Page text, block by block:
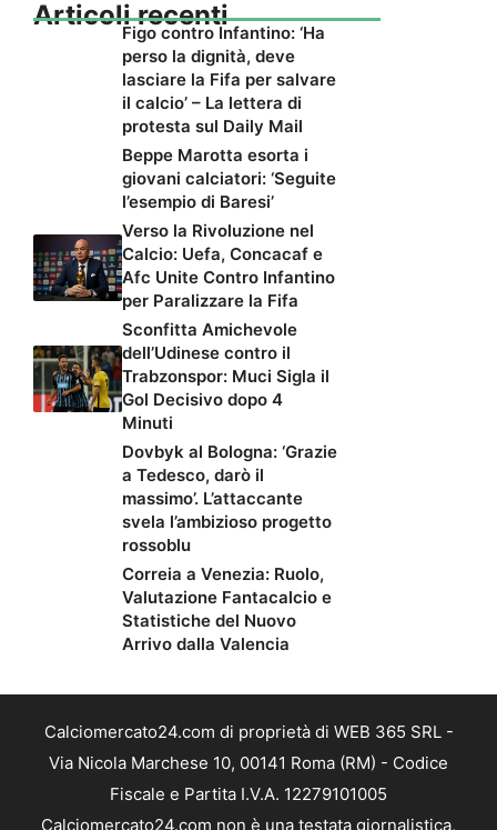
Articoli recenti
Figo contro Infantino: ‘Ha
perso la dignità, deve
lasciare la Fifa per salvare
il calcio’ – La lettera di
protesta sul Daily Mail
Beppe Marotta esorta i
giovani calciatori: ‘Seguite
l’esempio di Baresi’
Verso la Rivoluzione nel
Calcio: Uefa, Concacaf e
Afc Unite Contro Infantino
per Paralizzare la Fifa
Sconfitta Amichevole
dell’Udinese contro il
Trabzonspor: Muci Sigla il
Gol Decisivo dopo 4
Minuti
Dovbyk al Bologna: ‘Grazie
a Tedesco, darò il
massimo’. L’attaccante
svela l’ambizioso progetto
rossoblu
Correia a Venezia: Ruolo,
Valutazione Fantacalcio e
Statistiche del Nuovo
Arrivo dalla Valencia
Calciomercato24.com di proprietà di WEB 365 SRL -
Via Nicola Marchese 10, 00141 Roma (RM) - Codice
Fiscale e Partita I.V.A. 12279101005
Calciomercato24.com non è una testata giornalistica,